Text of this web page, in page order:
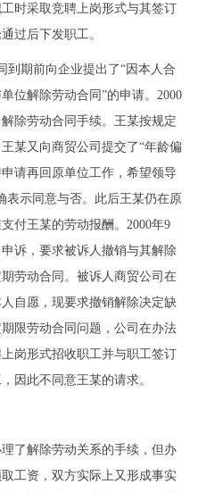
时采取竞聘上岗形式与其签订
过后下发职工。
期前向企业提出了“因本人合
位解除劳动合同”的申请。2000
除劳动合同手续。王某按规定
某又向商贸公司提交了“年龄偏
请再回原单位工作，希望领导
表示同意与否。此后王某仍在原
付王某的劳动报酬。2000年9
诉，要求被诉人撤销与其解除
劳动合同。被诉人商贸公司在
自愿，现要求撤销解除决定缺
限劳动合同问题，公司在办法
岗形式招收职工并与职工签订
因此不同意王某的请求。
解除劳动关系的手续，但办
工资，双方实际上又形成事实